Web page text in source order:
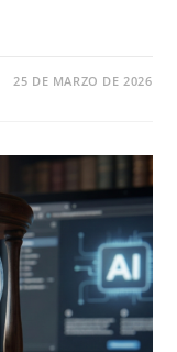
25 DE MARZO DE 2026